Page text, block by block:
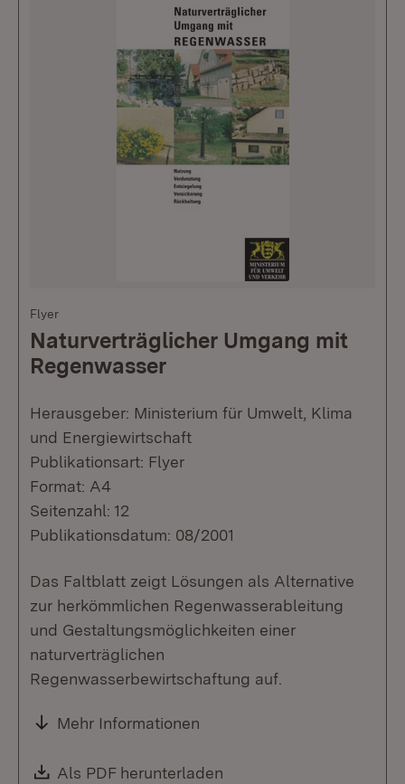
Flyer
Naturverträglicher Umgang mit
Regenwasser
Herausgeber: Ministerium für Umwelt, Klima
und Energiewirtschaft
Publikationsart: Flyer
Format: A4
Seitenzahl: 12
Publikationsdatum: 08/2001
Das Faltblatt zeigt Lösungen als Alternative
zur herkömmlichen Regenwasserableitung
und Gestaltungsmöglichkeiten einer
naturverträglichen
Regenwasserbewirtschaftung auf.
Mehr Informationen
Download:
Als PDF herunterladen